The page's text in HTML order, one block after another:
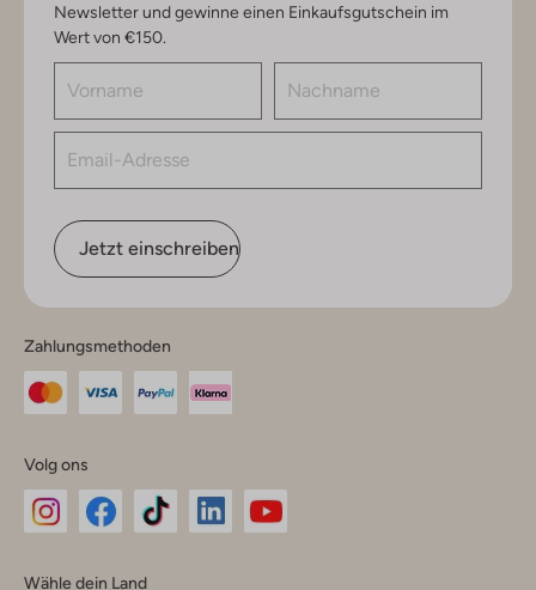
Newsletter und gewinne einen Einkaufsgutschein im
Wert von €150.
Jetzt einschreiben
Zahlungsmethoden
Volg ons
Wähle dein Land